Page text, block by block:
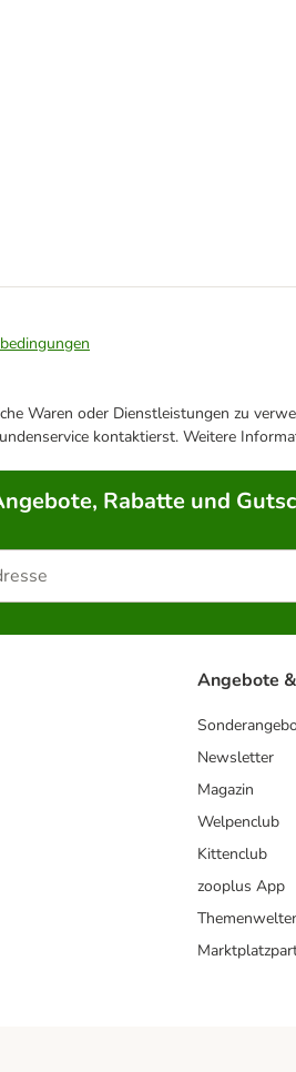
Waren oder Dienstleistungen zu
kontaktierst. Weitere
Rabatte und
Angebote
Newsletter
Magazin
Welpenclub
Kittenclub
zooplus App